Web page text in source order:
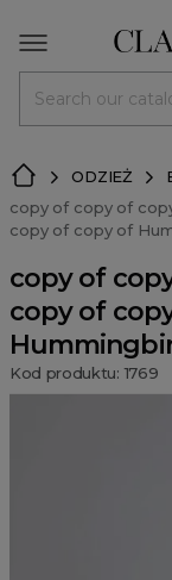
ODZIEŻ
copy of copy of
copy of copy of
copy of
copy of
Kod produktu: 1769